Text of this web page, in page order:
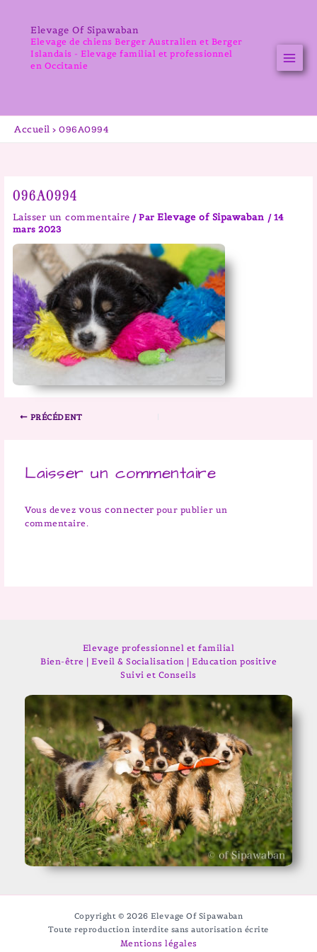
contenuElevage Of Sipawaban
Elevage de chiens Berger Australien et Berger
Islandais - Elevage familial et professionnel
en Occitanie
Accueil 096A0994
096A0994
Laisser un commentaire / ParElevage of Sipawaban / 14
mars 2023
PRÉCÉDENT
Laisser un commentaire
Vous devez vous connecter pour publier un
commentaire.
Elevage professionnel et familial
Bien-être | Eveil & Socialisation | Education positive
Suivi et Conseils
Copyright © 2026 Elevage Of Sipawaban
Toute reproduction interdite sans autorisation écrite
Mentions légales